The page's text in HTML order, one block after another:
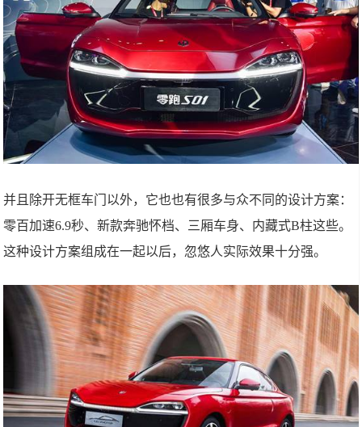
并且除开无框车门以外，它也也有很多与众不同的设计方案：
零百加速6.9秒、新款奔驰怀档、三厢车身、内藏式B柱这些。
这种设计方案组成在一起以后，忽悠人实际效果十分强。